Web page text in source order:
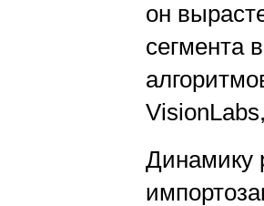
он
сегмента
Динамику